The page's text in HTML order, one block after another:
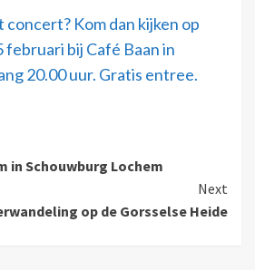
concert? Kom dan kijken op
bij Café Baan in
20.00 uur. Gratis entree.
in Schouwburg Lochem
Next
op de Gorsselse Heide